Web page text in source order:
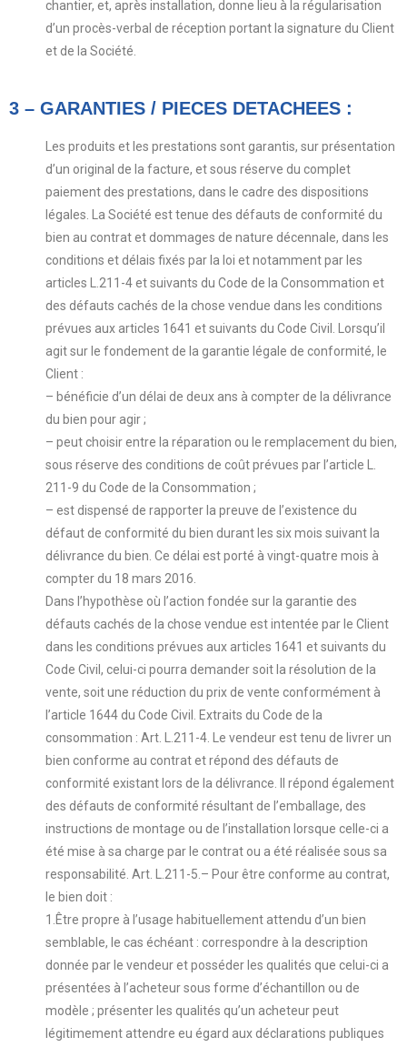
chantier, et, après installation, donne lieu à la régularisation
d’un procès-verbal de réception portant la signature du Client
et de la Société.
3 – GARANTIES / PIECES DETACHEES :
Les produits et les prestations sont garantis, sur présentation
d’un original de la facture, et sous réserve du complet
paiement des prestations, dans le cadre des dispositions
légales. La Société est tenue des défauts de conformité du
bien au contrat et dommages de nature décennale, dans les
conditions et délais fixés par la loi et notamment par les
articles L.211-4 et suivants du Code de la Consommation et
des défauts cachés de la chose vendue dans les conditions
prévues aux articles 1641 et suivants du Code Civil. Lorsqu’il
agit sur le fondement de la garantie légale de conformité, le
Client :
– bénéficie d’un délai de deux ans à compter de la délivrance
du bien pour agir ;
– peut choisir entre la réparation ou le remplacement du bien,
sous réserve des conditions de coût prévues par l’article L.
211-9 du Code de la Consommation ;
– est dispensé de rapporter la preuve de l’existence du
défaut de conformité du bien durant les six mois suivant la
délivrance du bien. Ce délai est porté à vingt-quatre mois à
compter du 18 mars 2016.
Dans l’hypothèse où l’action fondée sur la garantie des
défauts cachés de la chose vendue est intentée par le Client
dans les conditions prévues aux articles 1641 et suivants du
Code Civil, celui-ci pourra demander soit la résolution de la
vente, soit une réduction du prix de vente conformément à
l’article 1644 du Code Civil. Extraits du Code de la
consommation : Art. L.211-4. Le vendeur est tenu de livrer un
bien conforme au contrat et répond des défauts de
conformité existant lors de la délivrance. Il répond également
des défauts de conformité résultant de l’emballage, des
instructions de montage ou de l’installation lorsque celle-ci a
été mise à sa charge par le contrat ou a été réalisée sous sa
responsabilité. Art. L.211-5.– Pour être conforme au contrat,
le bien doit :
1.Être propre à l’usage habituellement attendu d’un bien
semblable, le cas échéant : correspondre à la description
donnée par le vendeur et posséder les qualités que celui-ci a
présentées à l’acheteur sous forme d’échantillon ou de
modèle ; présenter les qualités qu’un acheteur peut
légitimement attendre eu égard aux déclarations publiques